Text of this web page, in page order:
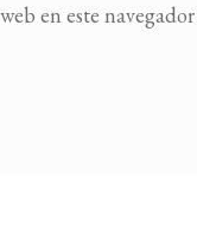
en este